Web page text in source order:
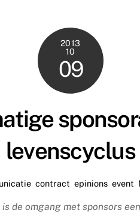
2013
10
09
levenscyclus
,contract ,epinions ,event
de omgang met sponsors